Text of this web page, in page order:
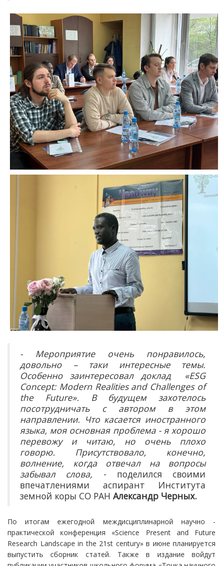
- Мероприятие очень понравилось,
довольно – таки интересные темы.
Особенно заинтересовалдоклад«ESG
Concept: Modern Realities and Challenges of
the Future». В будущем захотелось
посотрудничать с автором в этом
направлении. Что касается иностранного
языка, моя основная проблема - я хорошо
перевожу и читаю, но очень плохо
говорю. Присутствовало, конечно,
волнение, когда отвечал на вопросы
забывал слова, - поделился своими
впечатлениями аспирант Института
земной коры СО РАН Александр Черных.
По итогам ежегодной междисциплинарной научно -
практической конференция «Science Present and Future
Research Landscape in the 21st century» в июне планируется
выпустить сборник статей. Также в издание войдут